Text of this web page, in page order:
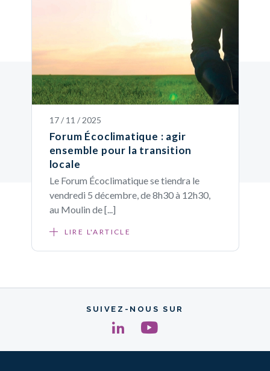
17 / 11 / 2025
Forum Écoclimatique : agir
ensemble pour la transition
locale
Le Forum Écoclimatique se tiendra le
vendredi 5 décembre, de 8h30 à 12h30,
au Moulin de [...]
LIRE L'ARTICLE
SUIVEZ-NOUS SUR